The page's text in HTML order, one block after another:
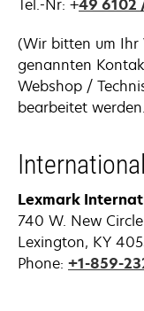
Tel.-Nr: +49 6102
(Wir bitten um Ihr
genannten
Webshop /
bearbeitet
Lexmark
740 W. New
Lexington, KY
Phone: +1-859-